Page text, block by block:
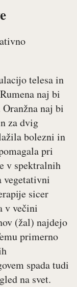
telesa in
naj bi
naj bi
za dvig
bolezni in
pri
v spektralnih
vegetativni
sicer
v večini
(žal) najdejo
primerno
spada tudi
na svet.